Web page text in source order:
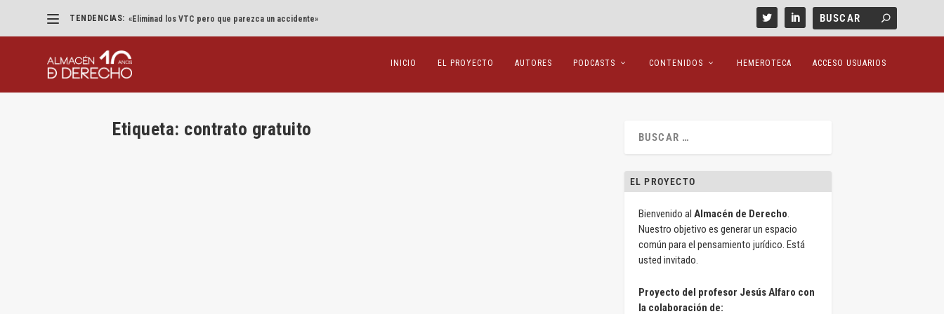
TENDENCIAS: «Eliminad los VTC pero que parezca un accidente»
INICIO EL PROYECTO AUTORES PODCASTS CONTENIDOS HEMEROTECA ACCESO USUARIOS
Etiqueta: contrato gratuito
EL PROYECTO
Bienvenido al Almacén de Derecho.
Nuestro objetivo es generar un espacio
común para el pensamiento jurídico. Está
usted invitado.
Proyecto del profesor Jesús Alfaro con
la colaboración de: